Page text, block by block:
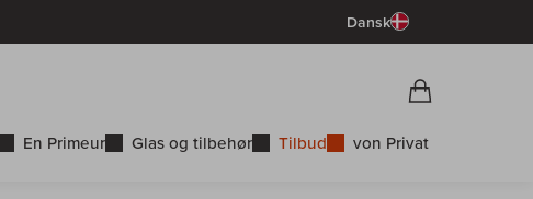
Dansk
En Primeur Glas og tilbehør Tilbud von Privat